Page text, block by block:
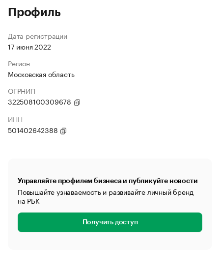
Профиль
Дата регистрации
17 июня 2022
Регион
Московская область
ОГРНИП
322508100309678
ИНН
501402642388
Управляйте профилем бизнеса и публикуйте новости
Повышайте узнаваемость и развивайте личный бренд
на РБК
Получить доступ